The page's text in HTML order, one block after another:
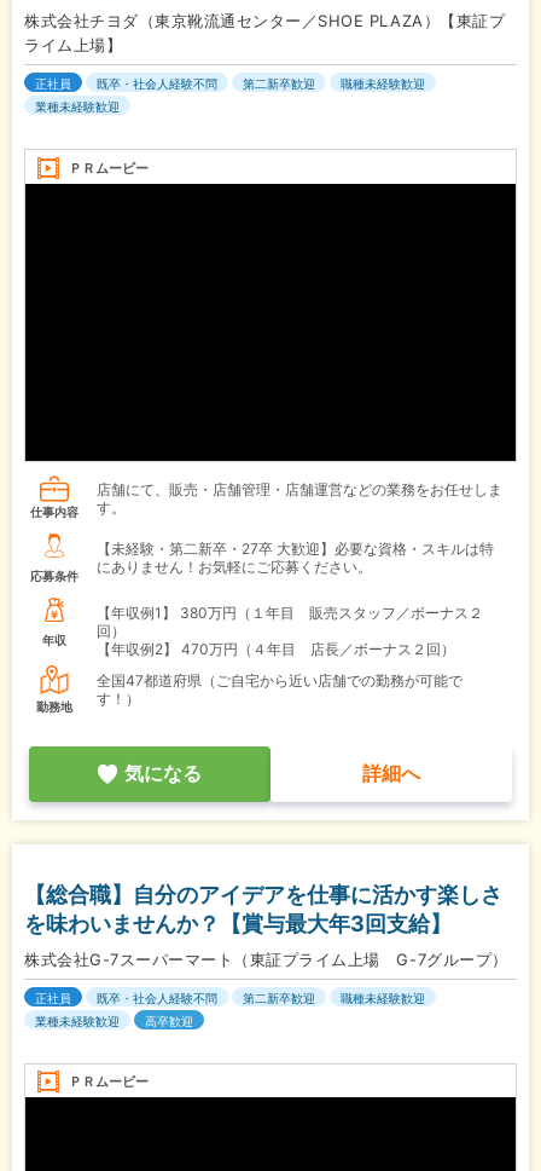
株式会社チヨダ（東京靴流通センター／SHOE PLAZA）【東証プ
ライム上場】
正社員 既卒・社会人経験不問 第二新卒歓迎
職種未経験歓迎
業種未経験歓迎
ＰＲムービー
仕事内容
店舗にて、販売・店舗管理・店舗運営などの業務をお任せしま
す。
応募条件
【未経験・第二新卒・27卒 大歓迎】必要な資格・スキルは特
にありません！お気軽にご応募ください。
年収
【年収例1】
380万円（１年目 販売スタッフ／ボーナス２
回）
【年収例2】
470万円（４年目 店長／ボーナス２回）
勤務地
全国47都道府県（ご自宅から近い店舗での勤務が可能で
す！）
気になる 詳細へ
【総合職】自分のアイデアを仕事に活かす楽しさ
を味わいませんか？【賞与最大年3回支給】
株式会社G-7スーパーマート（東証プライム上場 G-7グループ）
正社員 既卒・社会人経験不問 第二新卒歓迎
職種未経験歓迎
業種未経験歓迎
高卒歓迎
ＰＲムービー